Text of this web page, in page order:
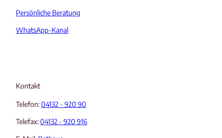
Persönliche Beratung
WhatsApp-Kanal
Kontakt
Telefon:04132 - 920 90
Telefax:04132 - 920 916